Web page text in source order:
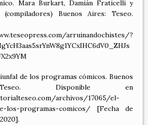
Mara Burkart, Damián Fraticelli y
(compiladores) Buenos Aires: Teseo.
arruinandochistes/?
de los programas cómicos. Buenos
Disponible en
archivos/17065/el-
los-programas-comicos/ [Fecha de